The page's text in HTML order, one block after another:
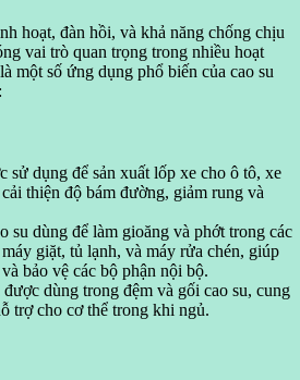
hoạt, đàn hồi, và khả năng chống chịu
vai trò quan trọng trong nhiều hoạt
một số ứng dụng phổ biến của cao su
sử dụng để sản xuất lốp xe cho ô tô, xe
thiện độ bám đường, giảm rung và
su dùng để làm gioăng và phớt trong các
giặt, tủ lạnh, và máy rửa chén, giúp
bảo vệ các bộ phận nội bộ.
được dùng trong đệm và gối cao su, cung
trợ cho cơ thể trong khi ngủ.